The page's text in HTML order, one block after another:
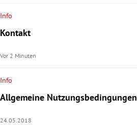
Untermenü
Untermenü
Info
Kontakt
Vor 2 Minuten
Info
Allgemeine Nutzungsbedingungen
24.05.2018